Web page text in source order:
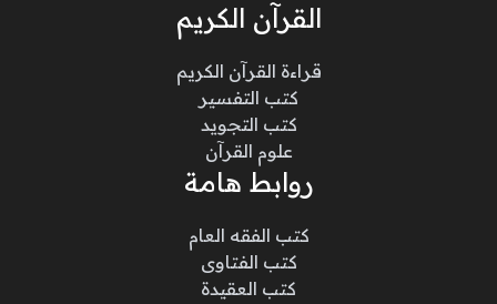
القرآن الكريم
قراءة القرآن الكريم
كتب التفسير
كتب التجويد
علوم القرآن
روابط هامة
كتب الفقه العام
كتب الفتاوى
كتب العقيدة